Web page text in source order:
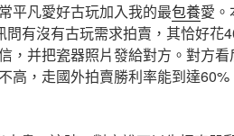
平凡愛好古玩加入我的最包養愛。
問有沒有古玩需求拍賣，其恰好花
，并把瓷器照片發給對方。對方
高，走國外拍賣勝利率能到達